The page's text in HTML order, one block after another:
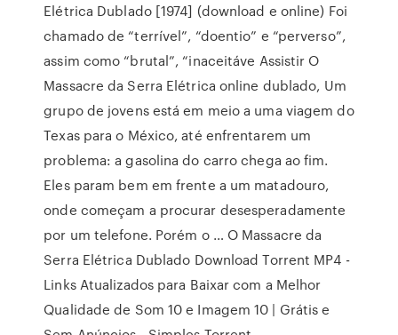
Elétrica Dublado [1974] (download e online) Foi
chamado de “terrível”, “doentio” e “perverso”,
assim como “brutal”, “inaceitáve Assistir O
Massacre da Serra Elétrica online dublado, Um
grupo de jovens está em meio a uma viagem do
Texas para o México, até enfrentarem um
problema: a gasolina do carro chega ao fim.
Eles param bem em frente a um matadouro,
onde começam a procurar desesperadamente
por um telefone. Porém o … O Massacre da
Serra Elétrica Dublado Download Torrent MP4 -
Links Atualizados para Baixar com a Melhor
Qualidade de Som 10 e Imagem 10 | Grátis e